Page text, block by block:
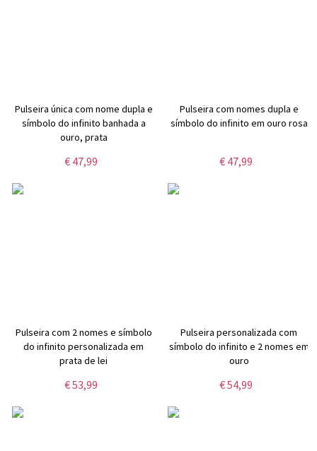
Pulseira única com nome dupla e
símbolo do infinito banhada a
ouro, prata
€ 47,99
Pulseira com nomes dupla e
símbolo do infinito em ouro rosa
€ 47,99
Pulseira com 2 nomes e símbolo
do infinito personalizada em
prata de lei
€ 53,99
Pulseira personalizada com
símbolo do infinito e 2 nomes em
ouro
€ 54,99